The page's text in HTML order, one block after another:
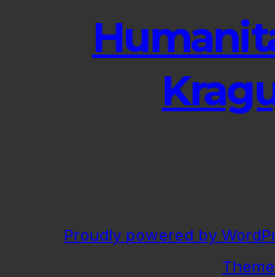
Proudly powered by